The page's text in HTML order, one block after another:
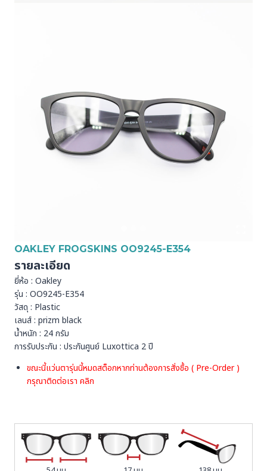
OAKLEY FROGSKINS OO9245-E354
รายละเอียด
ยี่ห้อ : Oakley
รุ่น : OO9245-E354
วัสดุ : Plastic
เลนส์ : prizm black
น้ำหนัก : 24 กรัม
การรับประกัน : ประกันศูนย์ Luxottica 2 ปี
ขณะนี้แว่นตารุ่นนี้หมดสต็อกหากท่านต้องการสั่งชื้อ ( Pre-Order )
กรุณาติดต่อเรา คลิก